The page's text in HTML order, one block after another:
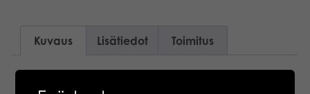
Kuvaus Lisätiedot Toimitus
Selitä sanat kuten ennenkin, mutta ota